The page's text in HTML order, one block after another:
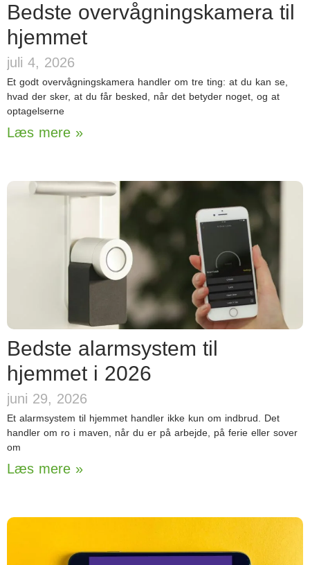
Bedste overvågningskamera til
hjemmet
juli 4, 2026
Et godt overvågningskamera handler om tre ting: at du kan se,
hvad der sker, at du får besked, når det betyder noget, og at
optagelserne
Læs mere »
Bedste alarmsystem til
hjemmet i 2026
juni 29, 2026
Et alarmsystem til hjemmet handler ikke kun om indbrud. Det
handler om ro i maven, når du er på arbejde, på ferie eller sover
om
Læs mere »